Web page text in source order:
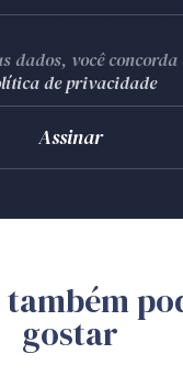
dados, você concorda
de privacidade
também
gostar